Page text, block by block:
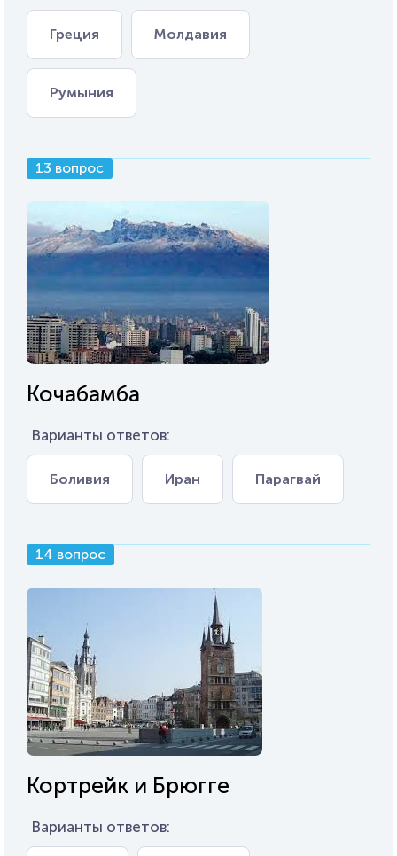
Греция Молдавия
Румыния
13 вопрос
Кочабамба
Варианты ответов:
Боливия Иран Парагвай
14 вопрос
Кортрейк и Брюгге
Варианты ответов: